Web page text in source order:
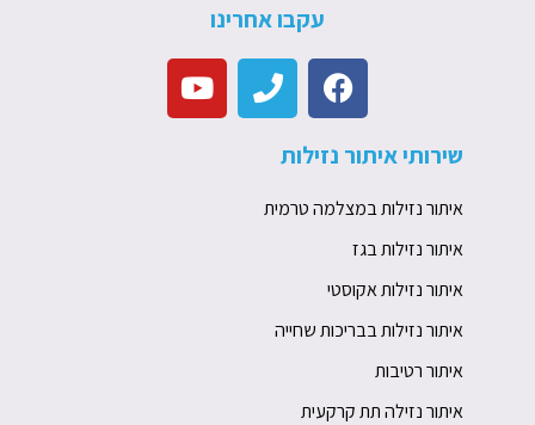
שירותי איתור נזילות
איתור נזילות במצלמה טרמית
איתור נזילות בגז
איתור נזילות אקוסטי
איתור נזילות בבריכות שחייה
איתור רטיבות
איתור נזילה תת קרקעית
עקבו אחרינו
F
a
e
o
k
h
Y
o